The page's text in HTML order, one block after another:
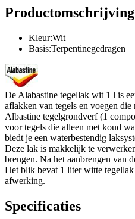
Productomschrijving
Kleur:Wit
Basis:Terpentinegedragen
De Alabastine tegellak wit 1 l is
aflakken van tegels en voegen
Albastine tegelgrondverf (1
voor tegels die alleen met koud
biedt je een waterbestendig
Deze lak is makkelijk te
brengen. Na het aanbrengen van
Het blik bevat 1 liter witte tegellak
afwerking.
Specificaties